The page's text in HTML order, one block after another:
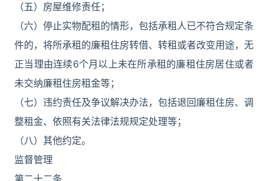
（五）房屋维修责任；
（六）停止实物配租的情形，包括承租人已不符合规定条
件的，将所承租的廉租住房转借、转租或者改变用途，无
正当理由连续6个月以上未在所承租的廉租住房居住或者
未交纳廉租住房租金等；
（七）违约责任及争议解决办法，包括退回廉租住房、调
整租金、依照有关法律法规规定处理等；
（八）其他约定。
监督管理
第二十二条